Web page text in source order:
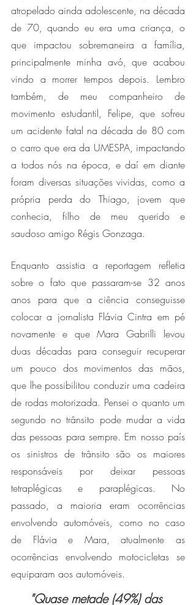
atropelado ainda adolescente, na década
de 70, quando eu era uma criança, o
que impactou sobremaneira a família,
principalmente minha avó, que acabou
vindo a morrer tempos depois. Lembro
também, de meu companheiro de
movimento estudantil, Felipe, que sofreu
um acidente fatal na década de 80 com
o carro que era da UMESPA, impactando
a todos nós na época, e daí em diante
foram diversas situações vividas, como a
própria perda do Thiago, jovem que
conhecia, filho de meu querido e
saudoso amigo Régis Gonzaga.
Enquanto assistia a reportagem refletia
sobre o fato que passaram-se 32 anos
anos para que a ciência conseguisse
colocar a jornalista Flávia Cintra em pé
novamente e que Mara Gabrilli levou
duas décadas para conseguir recuperar
um pouco dos movimentos das mãos,
que lhe possibilitou conduzir uma cadeira
de rodas motorizada. Pensei o quanto um
segundo no trânsito pode mudar a vida
das pessoas para sempre. Em nosso país
os sinistros de trânsito são os maiores
responsáveis por deixar pessoas
tetraplégicas e paraplégicas. No
passado, a maioria eram ocorrências
envolvendo automóveis, como no caso
de Flávia e Mara, atualmente as
ocorrências envolvendo motocicletas se
equiparam aos automóveis.
"Quase metade (49%) das